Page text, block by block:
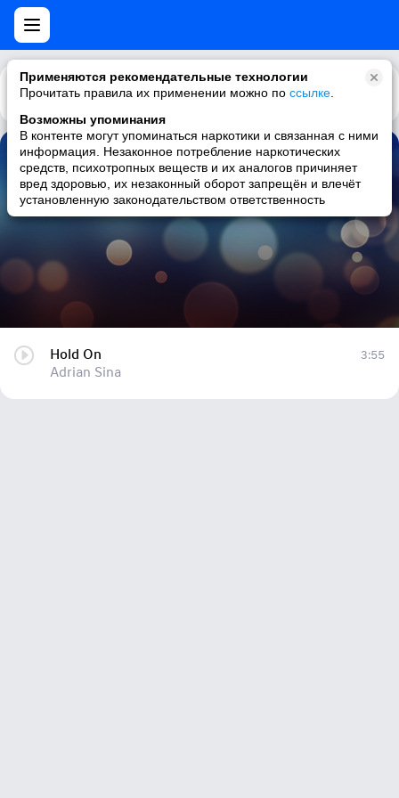
Применяются рекомендательные технологии
Прочитать правила их применении можно по ссылке
Возможны упоминания
В контенте могут упоминаться наркотики и связанная с ними
информация. Незаконное потребление наркотических
средств, психотропных веществ и их аналогов причиняет
вред здоровью, их незаконный оборот запрещён и влечёт
установленную законодательством ответственность
Каталог Рекомендации
Hold On
Adrian Sina
Hold On
Adrian Sina
3:55